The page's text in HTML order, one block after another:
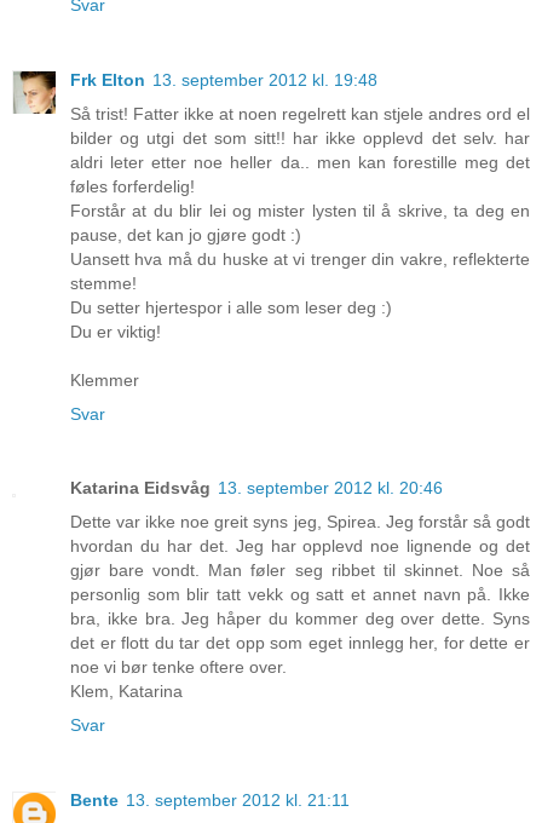
Svar
Frk Elton 13. september 2012 kl. 19:48
Så trist! Fatter ikke at noen regelrett kan stjele andres ord el
bilder og utgi det som sitt!! har ikke opplevd det selv. har
aldri leter etter noe heller da.. men kan forestille meg det
føles forferdelig!
Forstår at du blir lei og mister lysten til å skrive, ta deg en
pause, det kan jo gjøre godt :)
Uansett hva må du huske at vi trenger din vakre, reflekterte
stemme!
Du setter hjertespor i alle som leser deg :)
Du er viktig!
Klemmer
Svar
Katarina Eidsvåg 13. september 2012 kl. 20:46
Dette var ikke noe greit syns jeg, Spirea. Jeg forstår så godt
hvordan du har det. Jeg har opplevd noe lignende og det
gjør bare vondt. Man føler seg ribbet til skinnet. Noe så
personlig som blir tatt vekk og satt et annet navn på. Ikke
bra, ikke bra. Jeg håper du kommer deg over dette. Syns
det er flott du tar det opp som eget innlegg her, for dette er
noe vi bør tenke oftere over.
Klem, Katarina
Svar
Bente 13. september 2012 kl. 21:11